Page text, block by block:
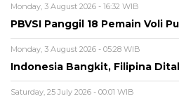
Monday, 3 August 2026 - 16:32 WIB
PBVSI Panggil 18 Pemain Voli
Monday, 3 August 2026 - 05:28 WIB
Indonesia Bangkit, Filipina
Saturday, 25 July 2026 - 00:01 WIB